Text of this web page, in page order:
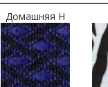
Домашняя H